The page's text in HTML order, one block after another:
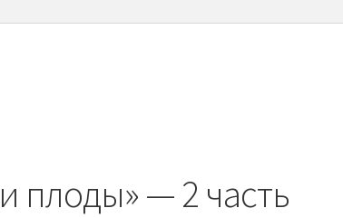
плоды» — 2 часть